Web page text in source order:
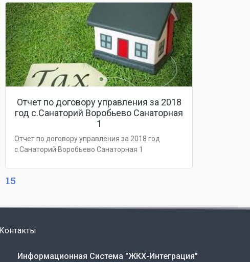
Отчет по договору управления за 2018
год с.Санаторий Воробьево Санаторная
1
Отчет по договору управления за 2018 год
с.Санаторий Воробьево Санаторная 1
15
Контакты
Информационная Система "ЖКХ-Интеграция"